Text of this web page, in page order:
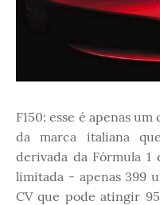
F150: esse é apenas
da marca italiana
derivada da Fórmula 1
limitada - apenas 399
CV que pode atingir